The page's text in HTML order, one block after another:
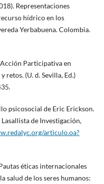
Representaciones
hídrico en los
Yerbabuena. Colombia.
Acción Participativa en
(U. d. Sevilla, Ed.)
psicosocial de Eric Erickson.
de Investigación,
articulo.oa?
éticas internacionales
salud de los seres humanos: